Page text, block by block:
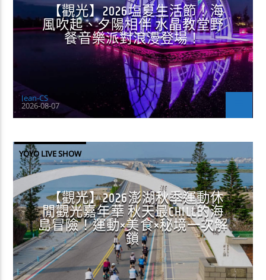
【觀光】2026塩夏生活節！海
風吹起、夕陽相伴 水晶教堂野
餐音樂派對浪漫登場！
Jean-CS
2026-08-07
YOYO LIVE SHOW
【觀光】2026澎湖秋季運動休
閒觀光嘉年華 秋天最CHILL的海
島冒險！運動×美食×秘境一次解
鎖